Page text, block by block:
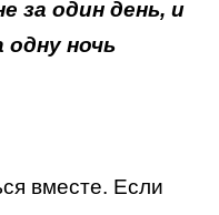
за один день, и
ночь
вместе. Если